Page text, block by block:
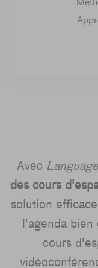
Avec
des cours
solution
l'agenda bien
cours